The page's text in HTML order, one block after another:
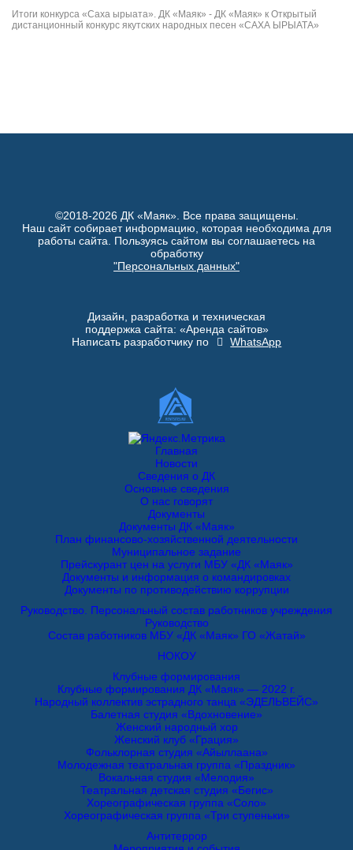
Итоги конкурса «Саха ырыата». ДК «Маяк» - ДК «Маяк» к Открытый
дистанционный конкурс якутских народных песен «САХА ЫРЫАТА»
©2018-2026 ДК «Маяк». Все права защищены.
Наш сайт собирает информацию, которая необходима для
работы сайта. Пользуясь сайтом вы соглашаетесь на
обработку
"Персональных данных"
Дизайн, разработка и техническая
поддержка сайта: «Аренда сайтов»
Написать разработчику по
WhatsApp
Главная
Новости
Сведения о ДК
Основные сведения
О нас говорят
Документы
Документы ДК «Маяк»
План финансово-хозяйственной деятельности
Муниципальное задание
Прейскурант цен на услуги МБУ «ДК «Маяк»
Документы и информация о командировках
Документы по противодействию коррупции
Руководство. Персональный состав работников учреждения
Руководство
Состав работников МБУ «ДК «Маяк» ГО «Жатай»
НОКОУ
Клубные формирования
Клубные формирования ДК «Маяк» — 2022 г.
Народный коллектив эстрадного танца «ЭДЕЛЬВЕЙС»
Балетная студия «Вдохновение»
Женский народный хор
Женский клуб «Грация»
Фольклорная студия «Айыллаана»
Молодежная театральная группа «Праздник»
Вокальная студия «Мелодия»
Театральная детская студия «Бегис»
Хореографическая группа «Соло»
Хореографическая группа «Три ступеньки»
Антитеррор